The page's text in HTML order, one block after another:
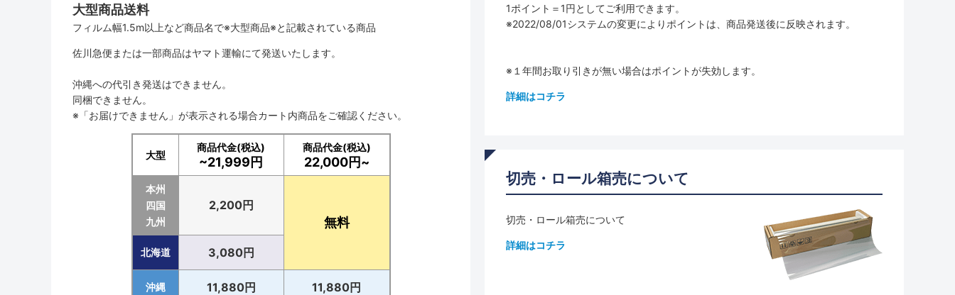
大型商品送料
フィルム幅1.5m以上など商品名で※大型商品※と記載されている商品
佐川急便または一部商品はヤマト運輸にて発送いたします。
沖縄への代引き発送はできません。
同梱できません。
※「お届けできません」が表示される場合カート内商品をご確認ください。
大型
商品代金(税込)
~21,999円
商品代金(税込)
22,000円~
本州
四国
九州
2,200円
無料
北海道 3,080円
沖縄 11,880円 11,880円
1ポイント＝1円としてご利用できます。
※2022/08/01システムの変更によりポイントは、商品発送後に反映されます。
※１年間お取り引きが無い場合はポイントが失効します。
詳細はコチラ
切売・ロール箱売について
切売・ロール箱売について
詳細はコチラ